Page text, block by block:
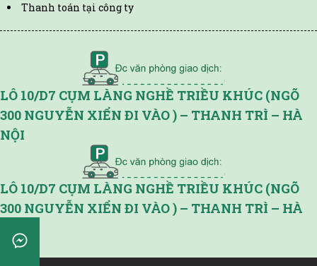
Thanh toán tại công ty
LÔ 10/D7 CỤM LÀNG NGHỀ TRIỀU KHÚC (NGÕ
300 NGUYỄN XIỂN ĐI VÀO ) – THANH TRÌ – HÀ
NỘI
LÔ 10/D7 CỤM LÀNG NGHỀ TRIỀU KHÚC (NGÕ
300 NGUYỄN XIỂN ĐI VÀO ) – THANH TRÌ – HÀ